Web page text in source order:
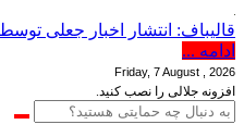
قالیباف: انتشار اخبار جعلی
ادامه ...
Friday, 7 August , 2026
افزونه جلالی را نصب کنید.